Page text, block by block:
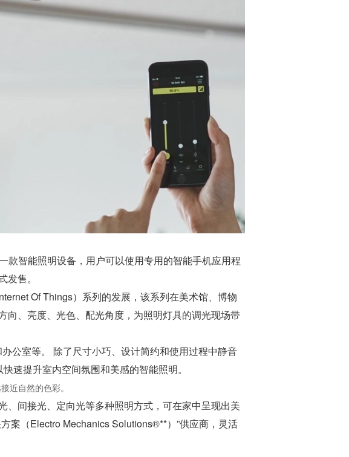
款智能照明设备，用户可以使用专用的智能手机应用程
售。
Of Things）系列的发展，该系列在美术馆、博物
、亮度、光色、配光角度，为照明灯具的调光现场带
公室等。 除了尺寸小巧、设计简约和使用过程中静音
速提升室内空间氛围和美感的智能照明。
近自然的色彩。
间接光、定向光等多种照明方式，可在家中呈现出美
案（Electro Mechanics Solutions®**）”供应商，灵活